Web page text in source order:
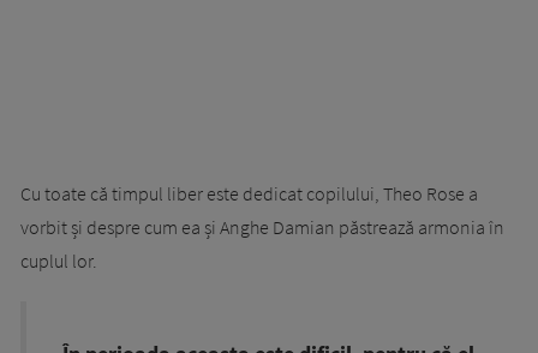
Cu toate că timpul liber este dedicat copilului, Theo Rose a
vorbit și despre cum ea și Anghe Damian păstrează armonia în
cuplul lor.